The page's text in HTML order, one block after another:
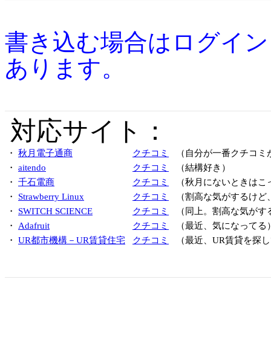
書き込む場合はログイ
あります。
対応サイト：
・ 秋月電子通商 クチコミ
（自分が一番クチコミ
・ aitendo クチコミ
（結構好き）
・ 千石電商 クチコミ
（秋月にないときはこ
・ Strawberry Linux クチコミ
（割高な気がするけど
・ SWITCH SCIENCE クチコミ
（同上。割高な気がす
・ Adafruit クチコミ
（最近、気になってる
・ UR都市機構－UR賃貸住宅 クチコミ （最近、UR賃貸を探